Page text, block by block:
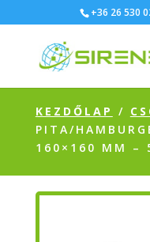
+36 26 530
KEZDŐLAP /
PITA/
160×160 MM –